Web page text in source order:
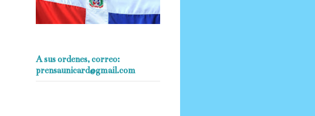
A sus ordenes, correo:
prensaunicard@gmail.com